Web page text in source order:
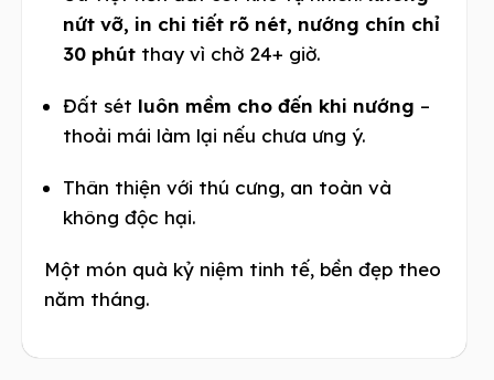
nứt vỡ, in chi tiết rõ nét, nướng chín chỉ
30 phút thay vì chờ 24+ giờ.
Đất sét luôn mềm cho đến khi nướng –
thoải mái làm lại nếu chưa ưng ý.
Thân thiện với thú cưng, an toàn và
không độc hại.
Một món quà kỷ niệm tinh tế, bền đẹp theo
năm tháng.